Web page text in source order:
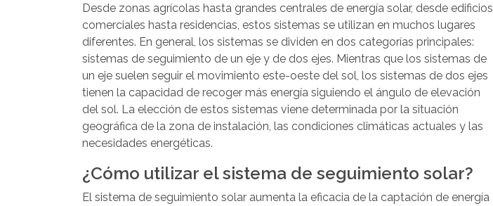
Desde zonas agrícolas hasta grandes centrales de energía solar, desde edificios
comerciales hasta residencias, estos sistemas se utilizan en muchos lugares
diferentes. En general, los sistemas se dividen en dos categorías principales:
sistemas de seguimiento de un eje y de dos ejes. Mientras que los sistemas de
un eje suelen seguir el movimiento este-oeste del sol, los sistemas de dos ejes
tienen la capacidad de recoger más energía siguiendo el ángulo de elevación
del sol. La elección de estos sistemas viene determinada por la situación
geográfica de la zona de instalación, las condiciones climáticas actuales y las
necesidades energéticas.
¿Cómo utilizar el sistema de seguimiento solar?
El sistema de seguimiento solar aumenta la eficacia de la captación de energía